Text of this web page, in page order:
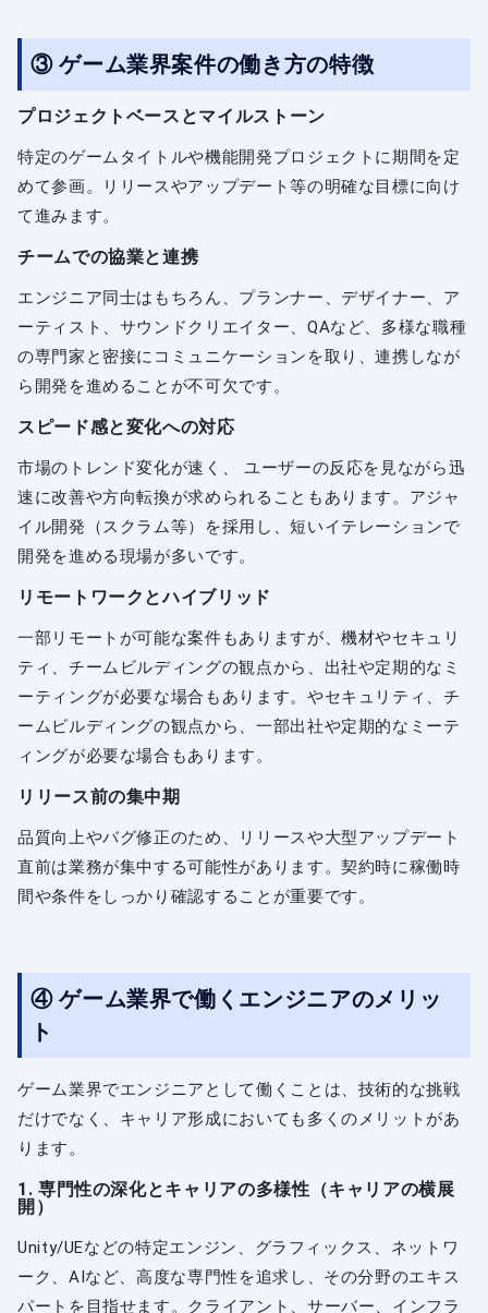
③ ゲーム業界案件の働き方の特徴
プロジェクトベースとマイルストーン
特定のゲームタイトルや機能開発プロジェクトに期間を定
めて参画。リリースやアップデート等の明確な目標に向け
て進みます。
チームでの協業と連携
エンジニア同士はもちろん、プランナー、デザイナー、ア
ーティスト、サウンドクリエイター、QAなど、多様な職種
の専門家と密接にコミュニケーションを取り、連携しなが
ら開発を進めることが不可欠です。
スピード感と変化への対応
市場のトレンド変化が速く、 ユーザーの反応を見ながら迅
速に改善や方向転換が求められることもあります。アジャ
イル開発（スクラム等）を採用し、短いイテレーションで
開発を進める現場が多いです。
リモートワークとハイブリッド
一部リモートが可能な案件もありますが、機材やセキュリ
ティ、チームビルディングの観点から、出社や定期的なミ
ーティングが必要な場合もあります。やセキュリティ、チ
ームビルディングの観点から、一部出社や定期的なミーテ
ィングが必要な場合もあります。
リリース前の集中期
品質向上やバグ修正のため、リリースや大型アップデート
直前は業務が集中する可能性があります。契約時に稼働時
間や条件をしっかり確認することが重要です。
④ ゲーム業界で働くエンジニアのメリッ
ト
ゲーム業界でエンジニアとして働くことは、技術的な挑戦
だけでなく、キャリア形成においても多くのメリットがあ
ります。
1. 専門性の深化とキャリアの多様性（キャリアの横展
開）
Unity/UEなどの特定エンジン、グラフィックス、ネットワ
ーク、AIなど、高度な専門性を追求し、その分野のエキス
パートを目指せます。クライアント、サーバー、インフラ